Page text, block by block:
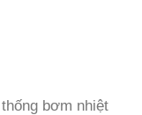
bơm nhiệt